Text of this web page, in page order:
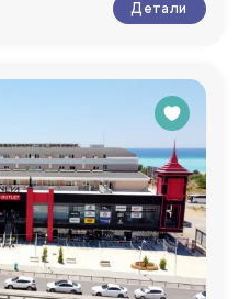
Детали